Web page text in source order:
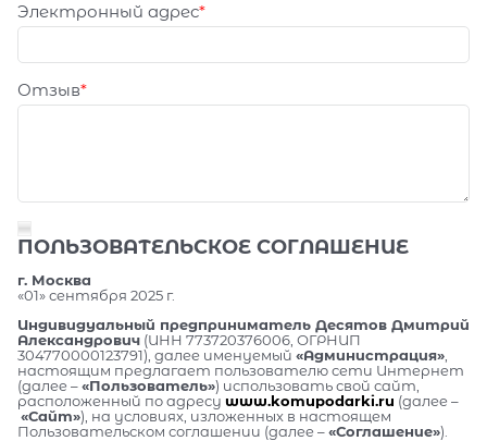
Электронный адрес
Отзыв
ПОЛЬЗОВАТЕЛЬСКОЕ СОГЛАШЕНИЕ
г. Москва
«01» сентября 2025 г.
Индивидуальный предприниматель Десятов Дмитрий
Александрович (ИНН 773720376006, ОГРНИП
304770000123791), далее именуемый «Администрация»
настоящим предлагает пользователю сети Интернет
(далее –«Пользователь») использовать свой сайт,
расположенный по адресу www.komupodarki.ru (далее –
«Сайт»), на условиях, изложенных в настоящем
Пользовательском соглашении (далее –«Соглашение»).